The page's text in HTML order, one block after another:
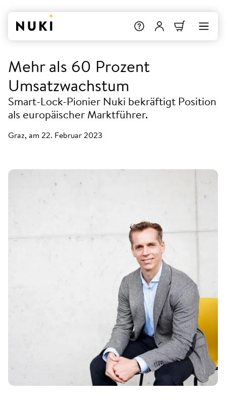
Mehr als 60 Prozent
Umsatzwachstum
Smart-Lock-Pionier Nuki bekräftigt Position
als europäischer Marktführer.
Graz, am 22. Februar 2023